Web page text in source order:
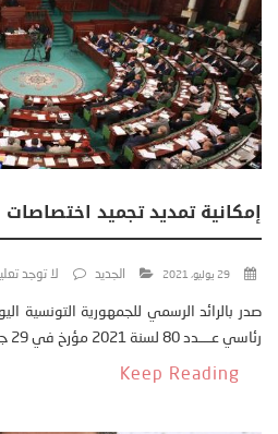
إمكانية تمديد تجميد
29 يوليو، 2021 الجديد لا توجد
رئاسي عــــدد 80 لسنة 2021 مؤرخ في 29 جويلية...
Keep Reading